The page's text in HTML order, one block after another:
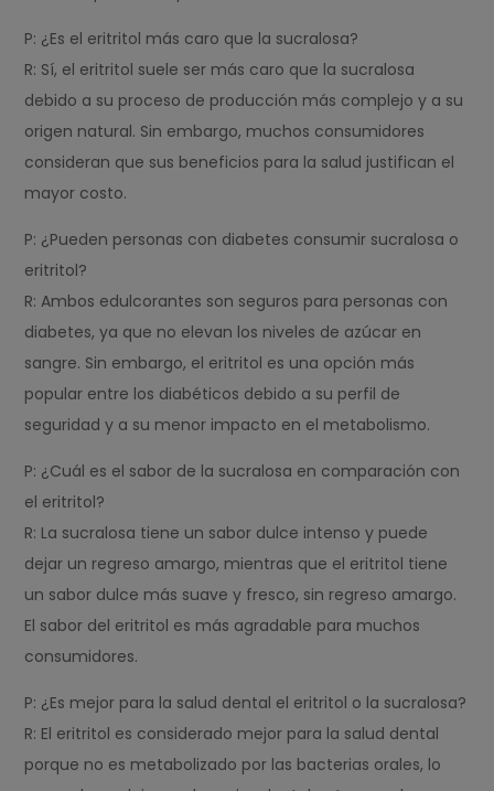
P: ¿Es el eritritol más caro que la sucralosa?
R: Sí, el eritritol suele ser más caro que la sucralosa
debido a su proceso de producción más complejo y a su
origen natural. Sin embargo, muchos consumidores
consideran que sus beneficios para la salud justifican el
mayor costo.
P: ¿Pueden personas con diabetes consumir sucralosa o
eritritol?
R: Ambos edulcorantes son seguros para personas con
diabetes, ya que no elevan los niveles de azúcar en
sangre. Sin embargo, el eritritol es una opción más
popular entre los diabéticos debido a su perfil de
seguridad y a su menor impacto en el metabolismo.
P: ¿Cuál es el sabor de la sucralosa en comparación con
el eritritol?
R: La sucralosa tiene un sabor dulce intenso y puede
dejar un regreso amargo, mientras que el eritritol tiene
un sabor dulce más suave y fresco, sin regreso amargo.
El sabor del eritritol es más agradable para muchos
consumidores.
P: ¿Es mejor para la salud dental el eritritol o la sucralosa?
R: El eritritol es considerado mejor para la salud dental
porque no es metabolizado por las bacterias orales, lo